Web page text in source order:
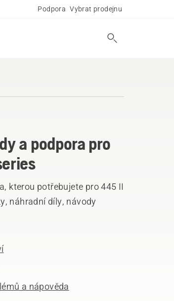
Podpora Vybrat prodejnu
a podpora pro
kterou potřebujete pro 445 II
náhradní díly, návody
a nápověda